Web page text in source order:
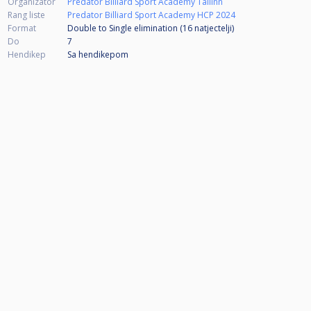
Rang liste
Predator Billiard Sport Academy HCP 2024
Format
Double to Single elimination (16 natjectelji)
Do
7
Hendikep
Sa hendikepom